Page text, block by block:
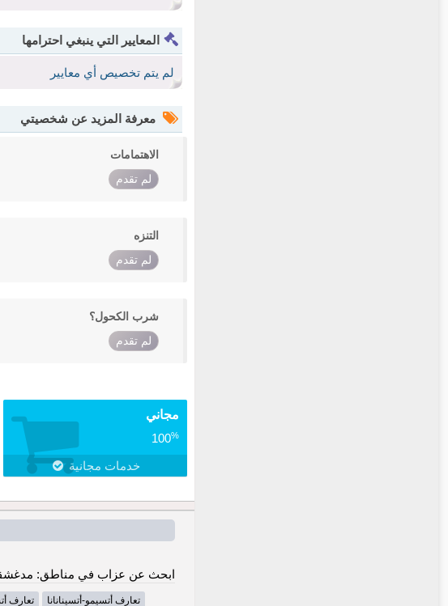
المعايير التي ينبغي احترامها
لم يتم تخصيص أي معايير
معرفة المزيد عن شخصيتي
الاهتمامات
لم تقدم
التنزه
لم تقدم
شرب الكحول؟
لم تقدم
مجاني
100%
خدمات مجانية
ابحث عن عزاب في مناطق:
تعارف أتسيمو-أتسينانانا تعارف